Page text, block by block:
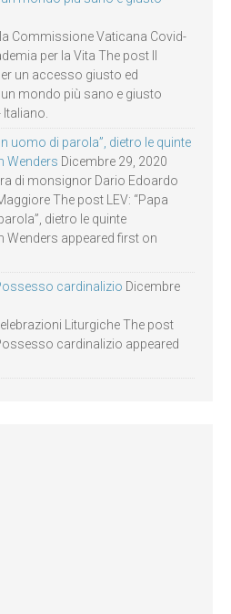
Commissione Vaticana Covid-
per la Vita The post Il
un accesso giusto ed
mondo più sano e giusto
uomo di parola”, dietro le quinte
Wenders Dicembre 29, 2020
di monsignor Dario Edoardo
The post LEV: “Papa
dietro le quinte
Wenders appeared first on
cardinalizio Dicembre
Liturgiche The post
cardinalizio appeared